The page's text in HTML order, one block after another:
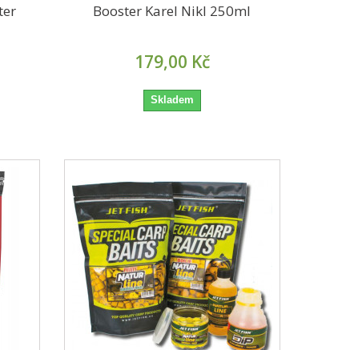
Booster Karel Nikl 250ml
179,00 Kč
Skladem